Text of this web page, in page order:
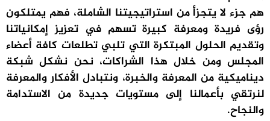
هم جزء لا يتجزأ من استراتيجيتنا الشاملة، فهم يمتلكون
رؤى فريدة ومعرفة كبيرة تسهم في تعزيز إمكانياتنا
وتقديم الحلول المبتكرة التي تلبي تطلعات كافة أعضاء
المجلس ومن خلال هذا الشراكات، نحن نشكل شبكة
ديناميكية من المعرفة والخبرة، ونتبادل الأفكار والمعرفة
لنرتقي بأعمالنا إلى مستويات جديدة من الاستدامة
والنجاح.